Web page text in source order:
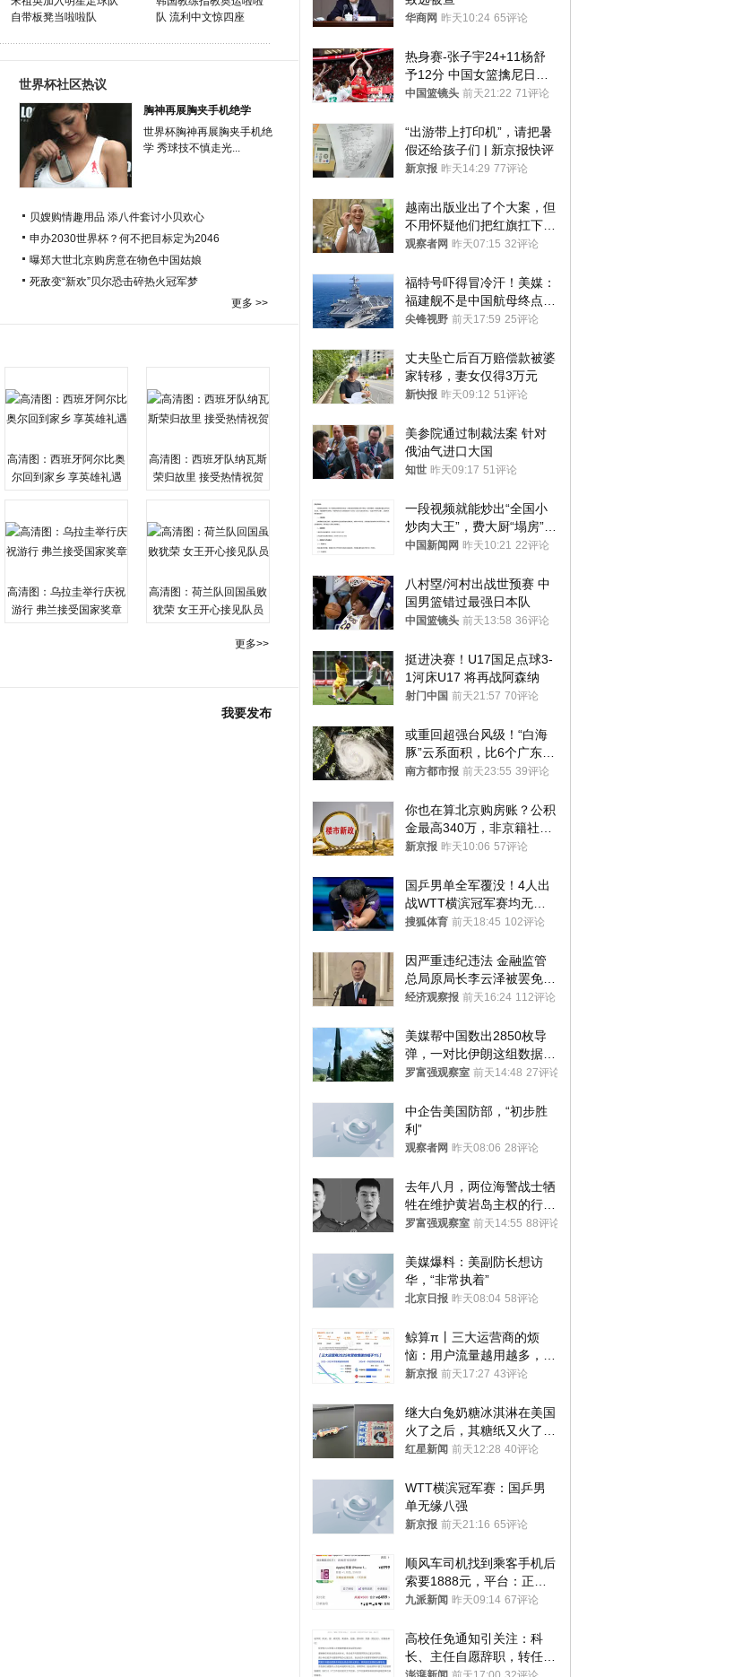
自带板凳当啦啦队
队 流利中文惊四座
世界杯社区热议
胸神再展胸夹手机绝学
世界杯胸神再展胸夹手机绝
学 秀球技不慎走光...
贝嫂购情趣用品 添八件套讨小贝欢心
申办2030世界杯？何不把目标定为2046
曝郑大世北京购房意在物色中国姑娘
死敌变“新欢”贝尔恐击碎热火冠军梦
更多 >>
高清图：西班牙阿尔比奥
尔回到家乡 享英雄礼遇
高清图：西班牙队纳瓦斯
荣归故里 接受热情祝贺
高清图：乌拉圭举行庆祝
游行 弗兰接受国家奖章
高清图：荷兰队回国虽败
犹荣 女王开心接见队员
更多>>
我要发布
华商网 昨天10:24 65评论
热身赛-张子宇24+11杨舒
予12分 中国女篮擒尼日利
亚
中国篮镜头 前天21:22 71评论
“出游带上打印机”，请把暑
假还给孩子们 | 新京报快评
新京报 昨天14:29 77评论
越南出版业出了个大案，但
不用怀疑他们把红旗扛下去
的决心
观察者网 昨天07:15 32评论
福特号吓得冒冷汗！美媒：
福建舰不是中国航母终点，
而是新起点！
尖锋视野 前天17:59 25评论
丈夫坠亡后百万赔偿款被婆
家转移，妻女仅得3万元
新快报 昨天09:12 51评论
美参院通过制裁法案 针对
俄油气进口大国
知世 昨天09:17 51评论
一段视频就能炒出“全国小
炒肉大王”，费大厨“塌房”了
吗？
中国新闻网 昨天10:21 22评论
八村塁/河村出战世预赛 中
国男篮错过最强日本队
中国篮镜头 前天13:58 36评论
挺进决赛！U17国足点球3-
1河床U17 将再战阿森纳
射门中国 前天21:57 70评论
或重回超强台风级！“白海
豚”云系面积，比6个广东还
大！深圳官方：注意这件事
南方都市报 前天23:55 39评论
你也在算北京购房账？公积
金最高340万，非京籍社保
1年
新京报 昨天10:06 57评论
国乒男单全军覆没！4人出
战WTT横滨冠军赛均无缘
八强
搜狐体育 前天18:45 102评论
因严重违纪违法 金融监管
总局原局长李云泽被罢免全
国人大代表
经济观察报 前天16:24 112评论
美媒帮中国数出2850枚导
弹，一对比伊朗这组数据，
发现出大事了
罗富强观察室 前天14:48 27评论
中企告美国防部，“初步胜
利”
观察者网 昨天08:06 28评论
去年八月，两位海警战士牺
牲在维护黄岩岛主权的行动
中
罗富强观察室 前天14:55 88评论
美媒爆料：美副防长想访
华，“非常执着”
北京日报 昨天08:04 58评论
鲸算π丨三大运营商的烦
恼：用户流量越用越多，收
入却越来越少
新京报 前天17:27 43评论
继大白兔奶糖冰淇淋在美国
火了之后，其糖纸又火了！
海外博主盛赞：平面设计经
红星新闻 前天12:28 40评论
WTT横滨冠军赛：国乒男
单无缘八强
新京报 前天21:16 65评论
顺风车司机找到乘客手机后
索要1888元，平台：正和
司机沟通协商
九派新闻 昨天09:14 67评论
高校任免通知引关注：科
长、主任自愿辞职，转任思